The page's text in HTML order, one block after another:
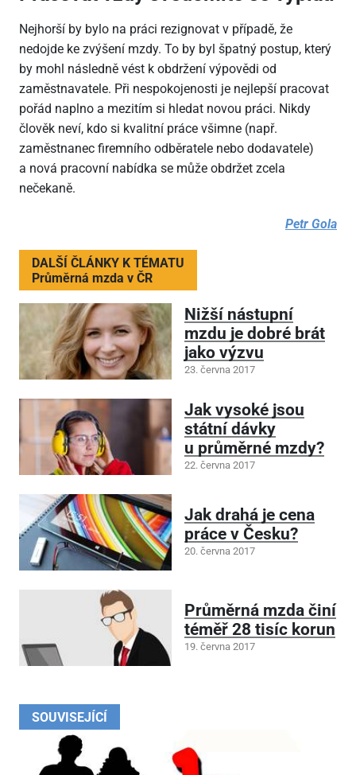
SOUVISEJÍCÍ
Nejhorší by bylo na práci rezignovat v případě, že
nedojde ke zvýšení mzdy. To by byl špatný postup, který
by mohl následně vést k obdržení výpovědi od
zaměstnavatele. Při nespokojenosti je nejlepší pracovat
pořád naplno a mezitím si hledat novou práci. Nikdy
člověk neví, kdo si kvalitní práce všimne (např.
zaměstnanec firemního odběratele nebo dodavatele)
a nová pracovní nabídka se může obdržet zcela
nečekaně.
Petr Gola
DALŠÍ ČLÁNKY K TÉMATU
Průměrná mzda v ČR
Nižší nástupní
mzdu je dobré brát
jako výzvu
23. června 2017
Jak vysoké jsou
státní dávky
u průměrné mzdy?
22. června 2017
Jak drahá je cena
práce v Česku?
20. června 2017
Průměrná mzda činí
téměř 28 tisíc korun
19. června 2017